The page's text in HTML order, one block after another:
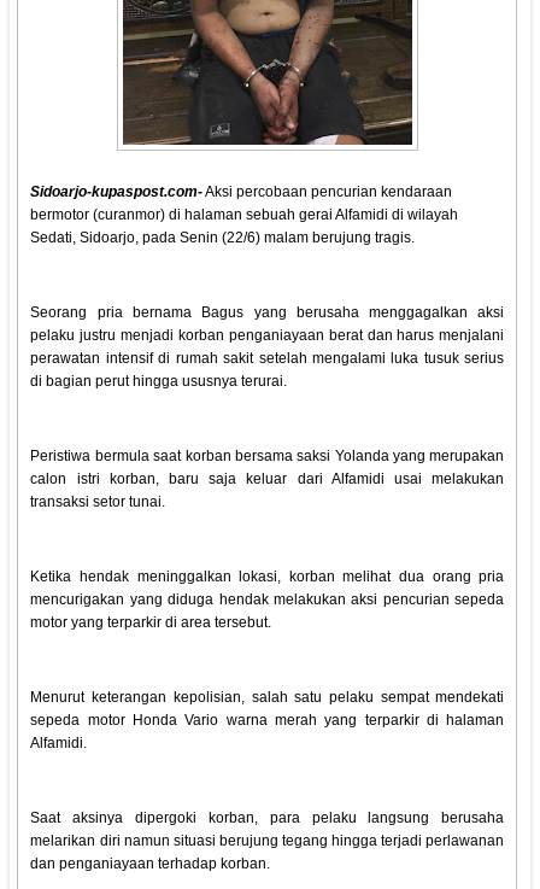
Sidoarjo-kupaspost.com-Aksi percobaan pencurian kendaraan
bermotor (curanmor) di halaman sebuah gerai Alfamidi di wilayah
Sedati, Sidoarjo, pada Senin (22/6) malam berujung tragis.
Seorang pria bernama Bagus yang berusaha menggagalkan aksi
pelaku justru menjadi korban penganiayaan berat dan harus menjalani
perawatan intensif di rumah sakit setelah mengalami luka tusuk serius
di bagian perut hingga ususnya terurai.
Peristiwa bermula saat korban bersama saksi Yolanda yang merupakan
calon istri korban, baru saja keluar dari Alfamidi usai melakukan
transaksi setor tunai.
Ketika hendak meninggalkan lokasi, korban melihat dua orang pria
mencurigakan yang diduga hendak melakukan aksi pencurian sepeda
motor yang terparkir di area tersebut.
Menurut keterangan kepolisian, salah satu pelaku sempat mendekati
sepeda motor Honda Vario warna merah yang terparkir di halaman
Alfamidi.
Saat aksinya dipergoki korban, para pelaku langsung berusaha
melarikan diri namun situasi berujung tegang hingga terjadi perlawanan
dan penganiayaan terhadap korban.